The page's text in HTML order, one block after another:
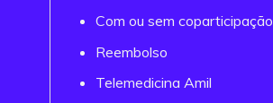
Com ou sem coparticipação
Reembolso
Telemedicina Amil